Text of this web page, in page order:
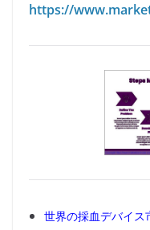
https://
世界の採血デバイ